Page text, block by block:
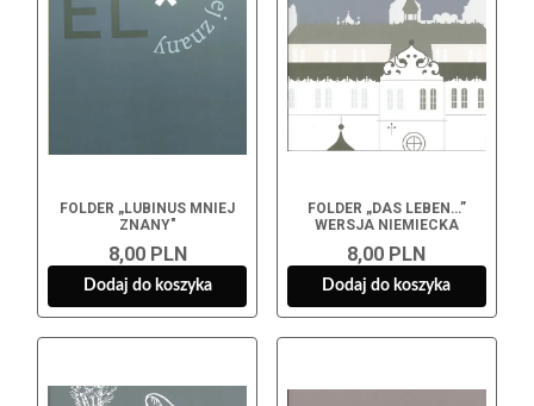
FOLDER „LUBINUS MNIEJ
ZNANY"
8,00 PLN
Dodaj do koszyka
FOLDER „DAS LEBEN…”
WERSJA NIEMIECKA
8,00 PLN
Dodaj do koszyka